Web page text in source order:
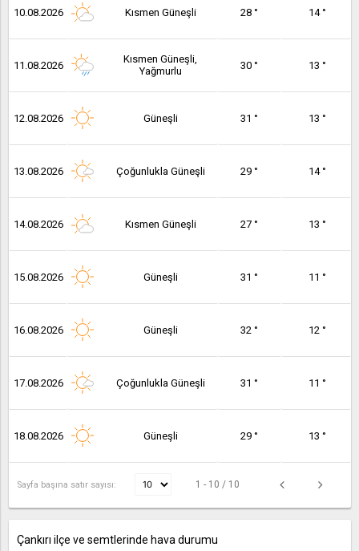
10.08.2026 Kısmen Güneşli 28 ° 14 °
11.08.2026
Kısmen Güneşli,
Yağmurlu
30 ° 13 °
12.08.2026 Güneşli 31 ° 13 °
13.08.2026 Çoğunlukla Güneşli 29 ° 14 °
14.08.2026 Kısmen Güneşli 27 ° 13 °
15.08.2026 Güneşli 31 ° 11 °
16.08.2026 Güneşli 32 ° 12 °
17.08.2026 Çoğunlukla Güneşli 31 ° 11 °
18.08.2026 Güneşli 29 ° 13 °
Sayfa başına satır sayısı: 1 - 10 / 10
Çankırı ilçe ve semtlerinde hava durumu